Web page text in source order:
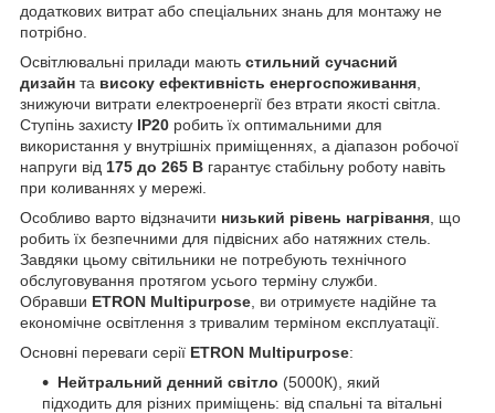
додаткових витрат або спеціальних знань для монтажу не
потрібно.
Освітлювальні прилади мають стильний сучасний
дизайн та високу ефективність енергоспоживання
знижуючи витрати електроенергії без втрати якості світла.
Ступінь захисту IP20 робить їх оптимальними для
використання у внутрішніх приміщеннях, а діапазон робочої
напруги від 175 до 265 В гарантує стабільну роботу навіть
при коливаннях у мережі.
Особливо варто відзначити низький рівень нагрівання , що
робить їх безпечними для підвісних або натяжних стель.
Завдяки цьому світильники не потребують технічного
обслуговування протягом усього терміну служби.
Обравши ETRON Multipurpose , ви отримуєте надійне та
економічне освітлення з тривалим терміном експлуатації.
Основні переваги серії ETRON Multipurpose:
Нейтральний денний світло (5000К), який
підходить для різних приміщень: від спальні та вітальні